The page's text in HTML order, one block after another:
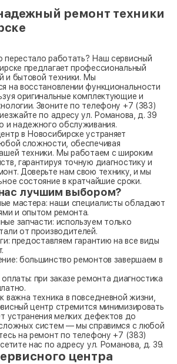
ремонт техники
перестало работать? Наш сервисный
предлагает профессиональный
и бытовой техники. Мы
на восстановлении функциональности
оригинальные комплектующие и
Звоните по телефону +7 (383)
по адресу ул. Романова, д. 39
и надежного обслуживания.
в Новосибирске устраняет
сложности, обеспечивая
техники. Мы работаем с широким
гарантируя точную диагностику и
Доверьте нам свою технику, и мы
состояние в кратчайшие сроки.
лучшим выбором?
мастера: наши специалисты обладают
и опытом ремонта.
запчасти: используем только
от производителей.
предоставляем гарантию на все виды
большинство ремонтов завершаем в
при заказе ремонта диагностика
важна техника в повседневной жизни,
центр стремится минимизировать
устранения мелких дефектов до
систем — мы справимся с любой
на ремонт по телефону +7 (383)
нас по адресу ул. Романова, д. 39.
центра